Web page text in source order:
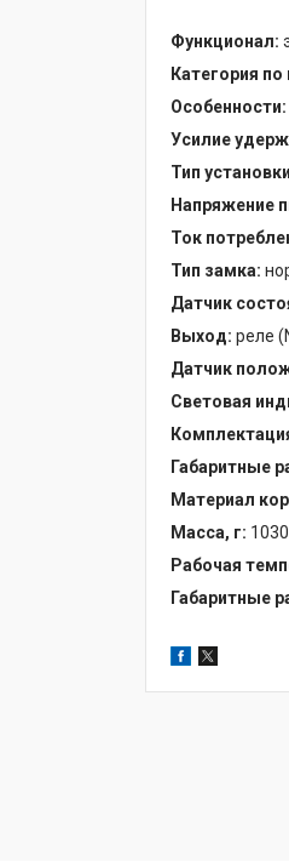
Функционал:
Категория
Особенности:
Усилие
Тип
Напряжение
Ток
Тип замка:
Датчик
Выход: реле
Датчик
Световая
Габаритные
Материал
Масса, г: 1030
Рабочая
Габаритные